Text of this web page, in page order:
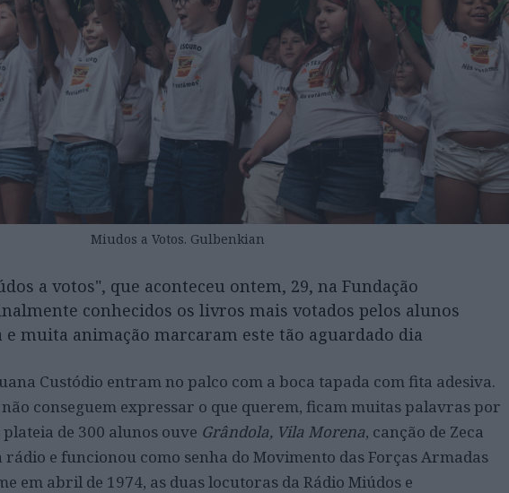
Miudos a Votos. Gulbenkian
a votos", que aconteceu ontem, 29, na Fundação
conhecidos os livros mais votados pelos alunos
muita animação marcaram este tão aguardado dia
Custódio entram no palco com a boca tapada com fita adesiva.
conseguem expressar o que querem, ficam muitas palavras por
de 300 alunos ouve Grândola, Vila Morena, canção de Zeca
rádio e funcionou como senha do Movimento das Forças Armadas
em abril de 1974, as duas locutoras da Rádio Miúdos e